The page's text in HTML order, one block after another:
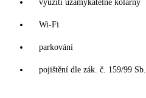
využití uzamykatelné kolárny
Wi-Fi
parkování
pojištění dle zák. č. 159/99 Sb.